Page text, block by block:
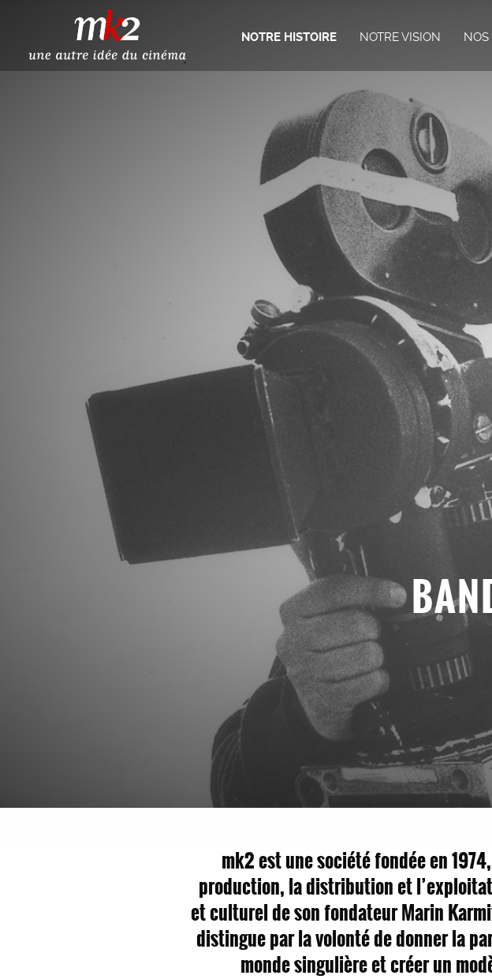
NOTRE VISION
NOS
mk2 est une société fondée en
production, la distribution et
et culturel de son fondateur Marin
distingue par la volonté de donner la
monde singulière et créer un